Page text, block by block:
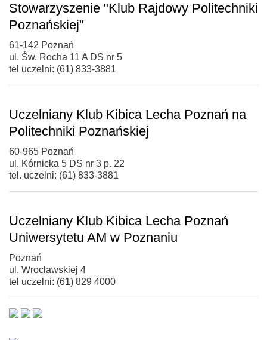
Stowarzyszenie "Klub Rajdowy Politechniki
Poznańskiej"
61-142 Poznań
ul. Św. Rocha 11 A DS nr 5
tel uczelni: (61) 833-3881
Uczelniany Klub Kibica Lecha Poznań na
Politechniki Poznańskiej
60-965 Poznań
ul. Kórnicka 5 DS nr 3 p. 22
tel. uczelni: (61) 833-3881
Uczelniany Klub Kibica Lecha Poznań
Uniwersytetu AM w Poznaniu
Poznań
ul. Wrocławskiej 4
tel uczelni: (61) 829 4000